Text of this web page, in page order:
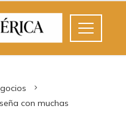
con muchas